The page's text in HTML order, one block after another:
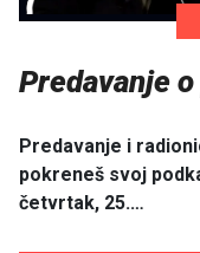
Predavanje
Predavanje i
pokreneš svoj
četvrtak, 25.…